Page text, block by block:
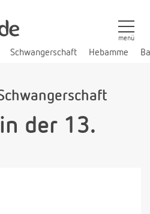
Schwangerschaft Hebamme
menü
der 13.